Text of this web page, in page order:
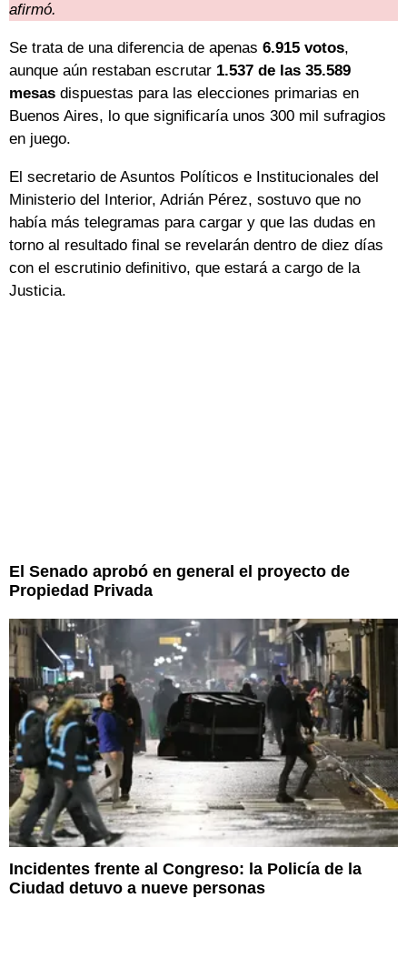
afirmó.
Se trata de una diferencia de apenas 6.915 votos,
aunque aún restaban escrutar 1.537 de las 35.589
mesas dispuestas para las elecciones primarias en
Buenos Aires, lo que significaría unos 300 mil sufragios
en juego.
El secretario de Asuntos Políticos e Institucionales del
Ministerio del Interior, Adrián Pérez, sostuvo que no
había más telegramas para cargar y que las dudas en
torno al resultado final se revelarán dentro de diez días
con el escrutinio definitivo, que estará a cargo de la
Justicia.
El Senado aprobó en general el proyecto de
Propiedad Privada
Incidentes frente al Congreso: la Policía de la
Ciudad detuvo a nueve personas